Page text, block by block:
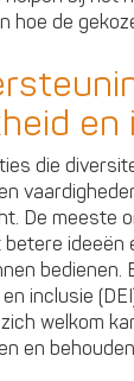
hoe de
die
De meeste
ideeën
bedienen.
en inclusie
welkom
en